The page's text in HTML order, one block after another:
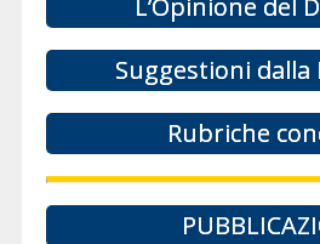
L’Opinione del
Suggestioni dalla
Rubriche